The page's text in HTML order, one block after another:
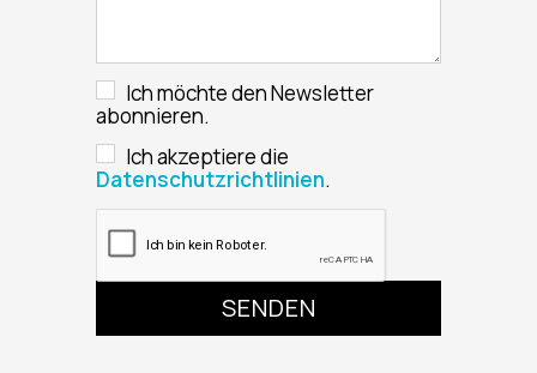
Ich möchte den Newsletter
abonnieren.
Ich akzeptiere die
Datenschutzrichtlinien.